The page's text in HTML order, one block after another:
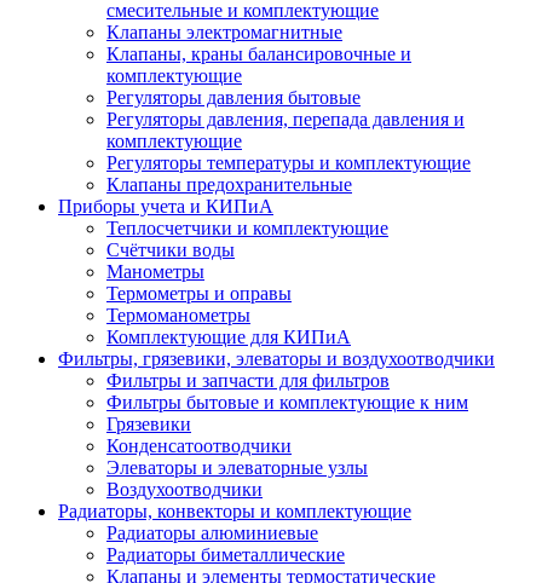
смесительные и комплектующие
Клапаны электромагнитные
Клапаны, краны балансировочные и
комплектующие
Регуляторы давления бытовые
Регуляторы давления, перепада давления и
комплектующие
Регуляторы температуры и комплектующие
Клапаны предохранительные
Приборы учета и КИПиА
Теплосчетчики и комплектующие
Счётчики воды
Манометры
Термометры и оправы
Термоманометры
Комплектующие для КИПиА
Фильтры, грязевики, элеваторы и воздухоотводчики
Фильтры и запчасти для фильтров
Фильтры бытовые и комплектующие к ним
Грязевики
Конденсатоотводчики
Элеваторы и элеваторные узлы
Воздухоотводчики
Радиаторы, конвекторы и комплектующие
Радиаторы алюминиевые
Радиаторы биметаллические
Клапаны и элементы термостатические